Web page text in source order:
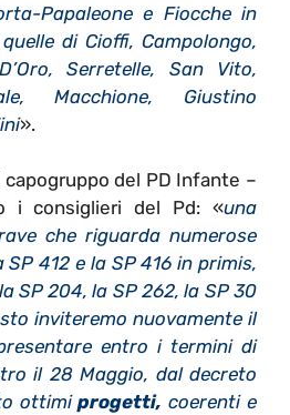
Papaleone e Fiocche in
di Cioffi, Campolongo,
Serretelle, San Vito,
Macchione, Giustino
».
del PD Infante –
i consiglieri del Pd: «una
che riguarda numerose
412 e la SP 416 in primis,
SP 204, la SP 262, la SP 30
inviteremo nuovamente il
entro i termini di
il 28 Maggio, dal decreto
ottimiprogetti, coerenti e